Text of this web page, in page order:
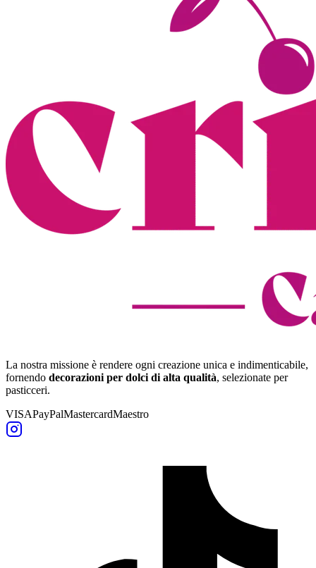
La nostra missione è rendere ogni creazione unica e indimenticabile,
fornendo decorazioni per dolci di alta qualità, selezionate per
pasticceri.
VISAPayPalMastercardMaestro